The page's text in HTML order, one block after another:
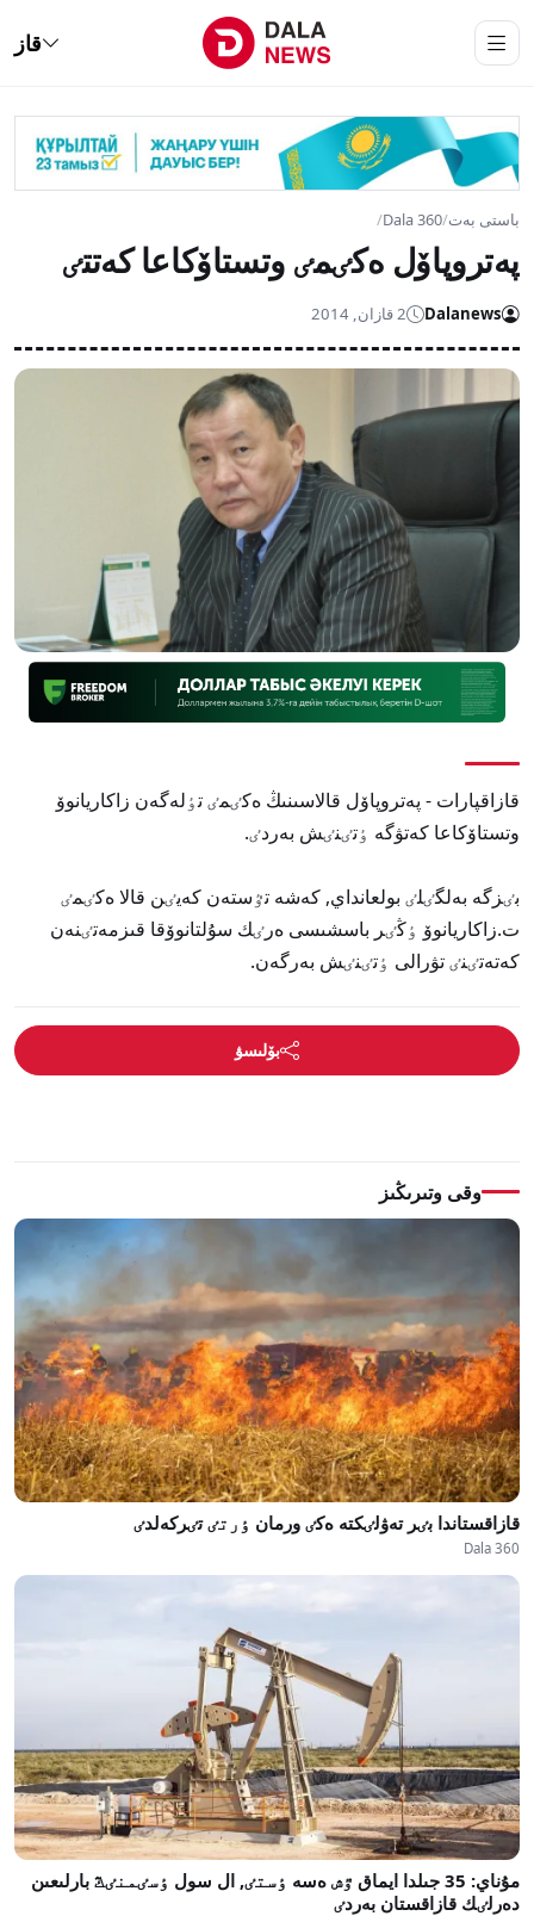
قاز
باستى بەت/
Dala 360
/
پەتروپاۆل ەكٸمٸ وتستاۆكاعا كەتتٸ
Dalanews 2 قازان, 2014
قازاقپارات - پەتروپاۆل قالاسىنىڭ ەكٸمٸ تٶلەگەن زاكاريانوۆ
وتستاۆكاعا كەتۋگە ٶتٸنٸش بەردٸ.
بٸزگە بەلگٸلٸ بولعانداي, كەشە تٷستەن كەيٸن قالا ەكٸمٸ
ت.زاكاريانوۆ ٶڭٸر باسشىسى ەرٸك سۇلتانوۆقا قىزمەتٸنەن
كەتەتٸنٸ تۋرالى ٶتٸنٸش بەرگەن.
بۆلىسۋ
وقى وتىرىڭىز
قازاقستاندا بٸر تەۋلٸكتە ەكٸ ورمان ٶرتٸ تٸركەلدٸ
Dala 360
مۇناي: 35 جىلدا ايماق ٷش ەسە ٶستٸ, ال سول ٶسٸمنٸڭ بارلىعىن
دەرلٸك قازاقستان بەردٸ